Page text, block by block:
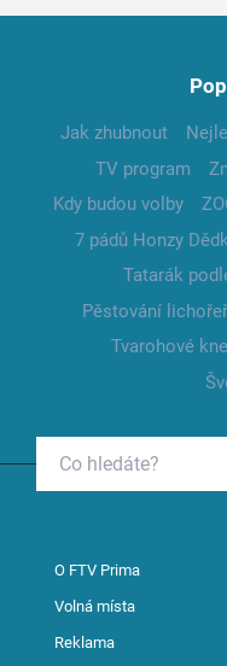
Jak zhubnout
TV program
Kdy budou volby
7 pádů Honzy
Tatarák
Pěstování
Tvarohové
O FTV Prima
Volná místa
Reklama